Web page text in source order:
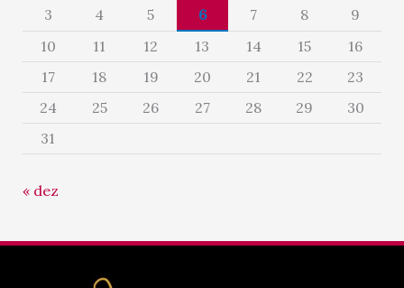
3
4 5 6 7 8
9
10
11 12 13 14 15
16
17
18 19 20 21 22
23
24
25 26 27 28 29
30
31
« dez